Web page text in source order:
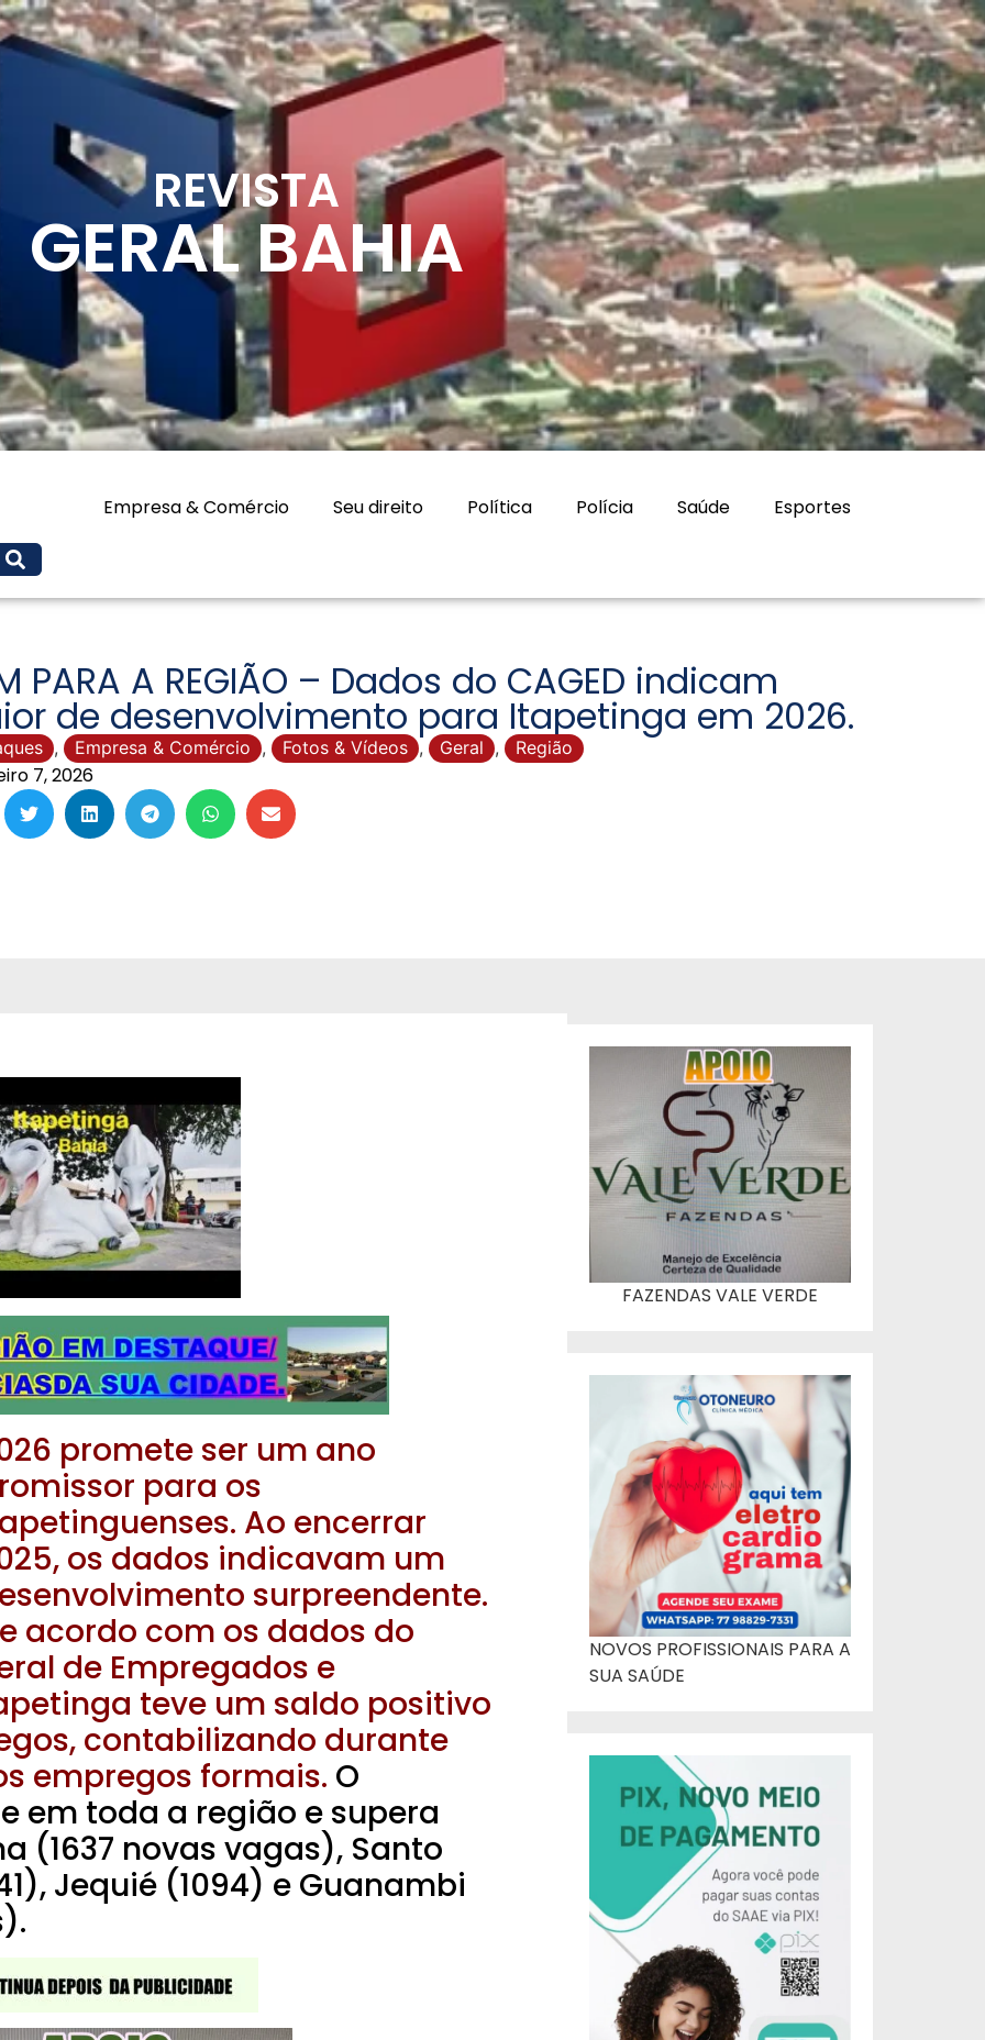
REVISTA
GERAL BAHIA
Empresa & Comércio Seu direito Política Polícia Saúde Esportes
PARA A REGIÃO – Dados do CAGED indicam
de desenvolvimento para Itapetinga em 2026.
, Empresa & Comércio , Fotos & Vídeos , Geral , Região
7, 2026
promete ser um ano
para os
Ao encerrar
os dados indicavam um
surpreendente.
acordo com os dados do
de Empregados e
teve um saldo positivo
contabilizando durante
empregos formais. O
em toda a região e supera
(1637 novas vagas), Santo
Jequié (1094) e Guanambi
FAZENDAS VALE VERDE
NOVOS PROFISSIONAIS PARA A
SUA SAÚDE